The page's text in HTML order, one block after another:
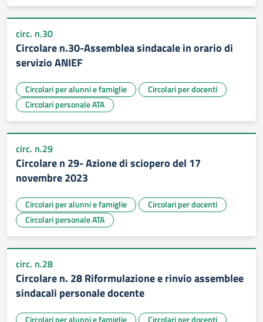
circ. n.30
Circolare n.30-Assemblea sindacale in orario di
servizio ANIEF
Circolari per alunni e famiglie
Circolari per docenti
Circolari personale ATA
circ. n.29
Circolare n 29- Azione di sciopero del 17
novembre 2023
Circolari per alunni e famiglie
Circolari per docenti
Circolari personale ATA
circ. n.28
Circolare n. 28 Riformulazione e rinvio assemblee
sindacali personale docente
Circolari per alunni e famiglie Circolari per docenti